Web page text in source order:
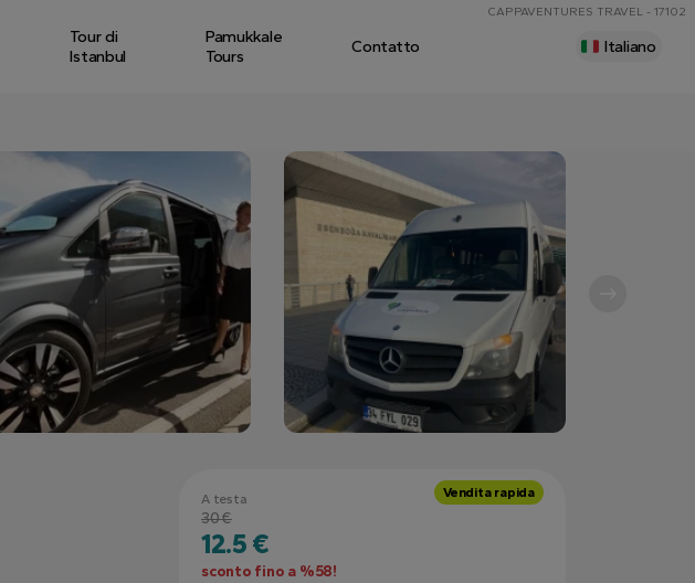
CAPPAVENTURES TRAVEL - 17102
Tour di
Istanbul
Pamukkale
Tours
Contatto Italiano
A testa
30 €
12.5 €
sconto fino a %58!
Vendita rapida